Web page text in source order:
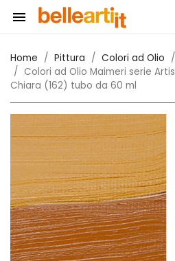

Home Pittura Colori ad Olio
Colori ad Olio Maimeri serie
Chiara (162) tubo da 60 ml